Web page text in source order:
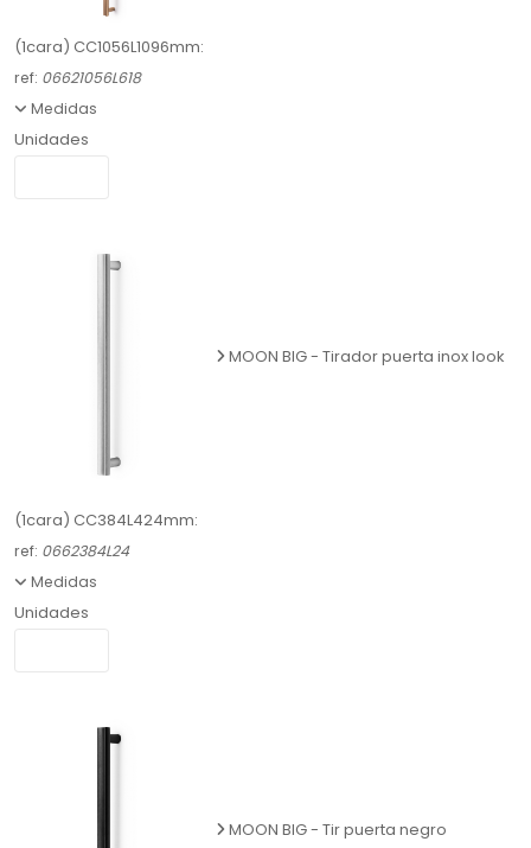
(1cara) CC1056L1096mm:
ref: 06621056L618
Medidas
Unidades
MOON BIG - Tirador puerta inox look
(1cara) CC384L424mm:
ref: 0662384L24
Medidas
Unidades
MOON BIG - Tir puerta negro